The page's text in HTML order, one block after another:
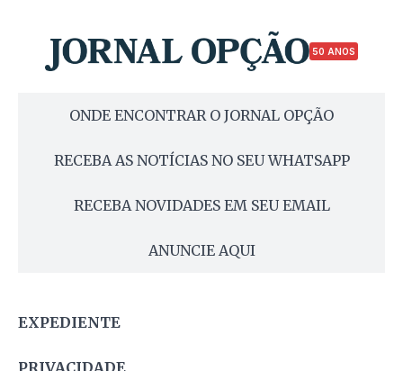
50 ANOS
ONDE ENCONTRAR O JORNAL OPÇÃO
RECEBA AS NOTÍCIAS NO SEU WHATSAPP
RECEBA NOVIDADES EM SEU EMAIL
ANUNCIE AQUI
EXPEDIENTE